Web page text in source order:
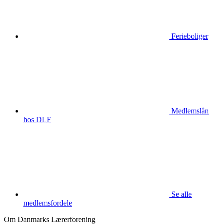
Ferieboliger
Medlemslån
hos DLF
Se alle
medlemsfordele
Om Danmarks Lærerforening